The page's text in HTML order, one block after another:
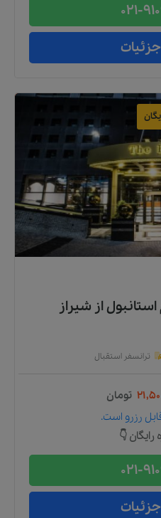
021-
از شیراز
ترانسفر استقبال
تومان
رزرو است.
👇
021-